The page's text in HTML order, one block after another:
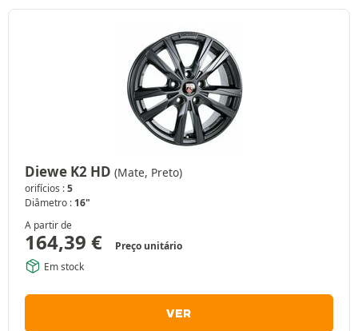
Diewe K2 HD (Mate, Preto)
orifícios :5
Diâmetro : 16"
A partir de
164,39 €
Preço unitário
Em stock
VER